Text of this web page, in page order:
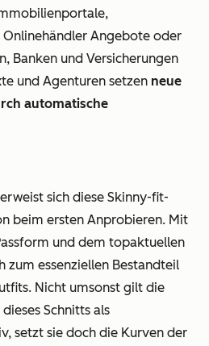
Angebote oder
Banken und Versicherungen
und Agenturen setzen neue
automatische
sich diese Skinny-fit-
beim ersten Anprobieren. Mit
und dem topaktuellen
zum essenziellen Bestandteil
Nicht umsonst gilt die
Schnitts als
setzt sie doch die Kurven der